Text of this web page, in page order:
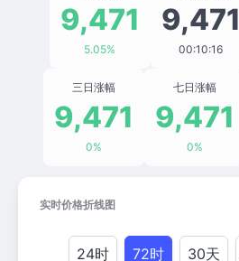
9,471
5.05%
9,471
00:10:16
三日涨幅
9,471
0%
七日涨幅
9,471
0%
实时价格折线图
24时 72时 30天